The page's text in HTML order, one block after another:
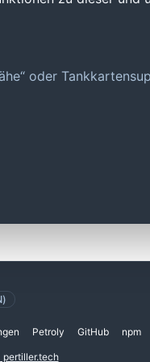
oder
Petroly GitHub npm